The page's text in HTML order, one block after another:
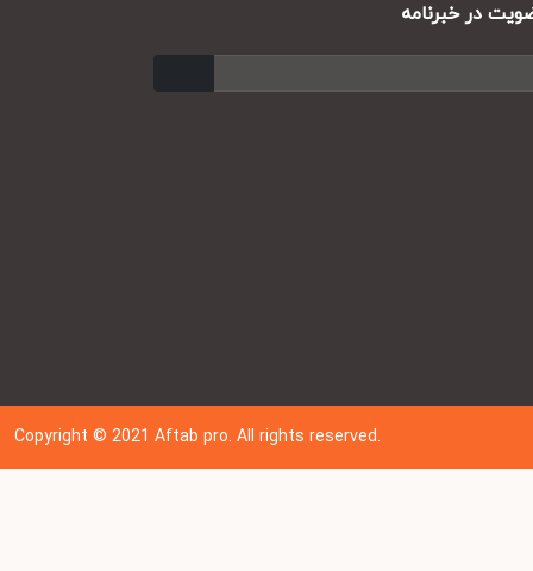
در خبرنامه
Copyright © 202 1Aftab pro. All rights reserved.